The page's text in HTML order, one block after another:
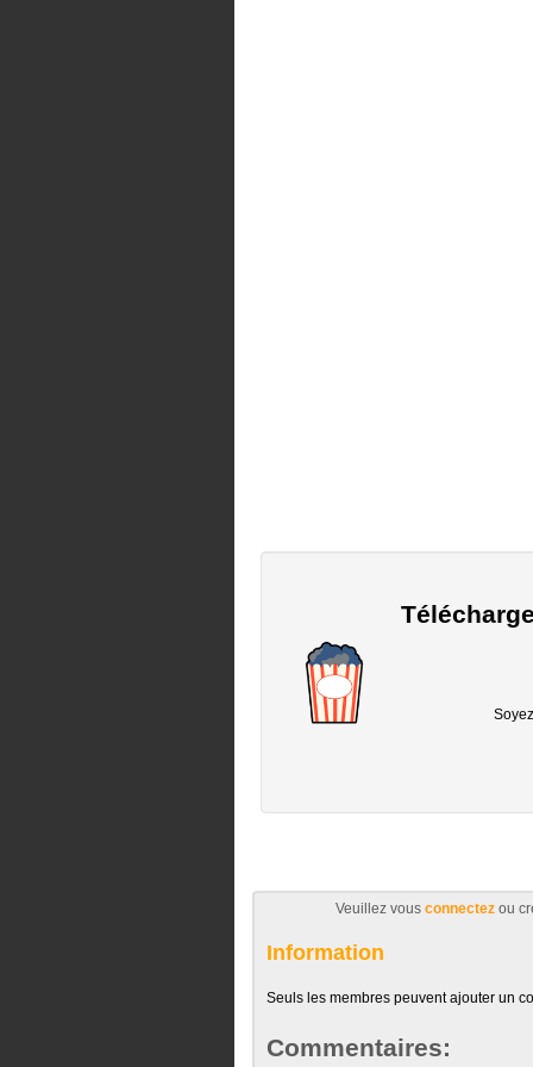
Veuillez vous connectez ou
Information
Seuls les membres peuvent ajouter un
Commentaires: